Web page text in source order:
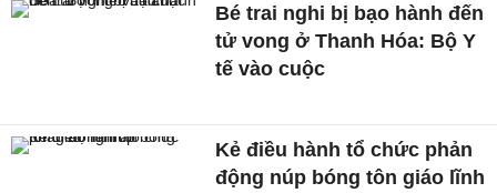
Bé trai nghi bị bạo hành đến
tử vong ở Thanh Hóa: Bộ Y
tế vào cuộc
Kẻ điều hành tổ chức phản
động núp bóng tôn giáo lĩnh